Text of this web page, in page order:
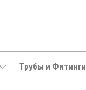
Трубы и Фитинги